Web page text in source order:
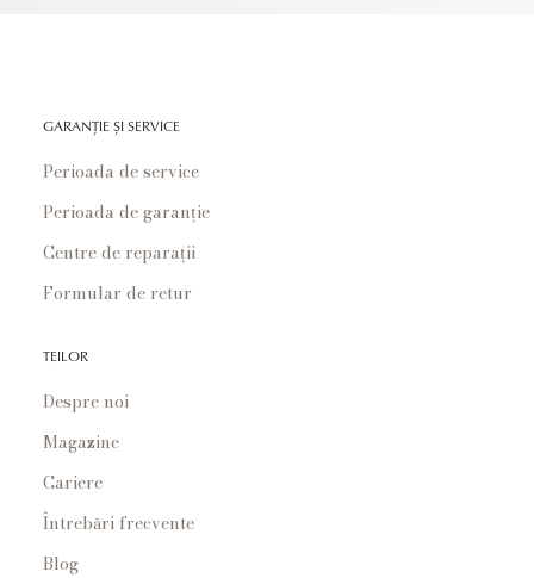
GARANȚIE ȘI SERVICE
Perioada de service
Perioada de garanție
Centre de reparații
Formular de retur
TEILOR
Despre noi
Magazine
Cariere
Întrebări frecvente
Blog